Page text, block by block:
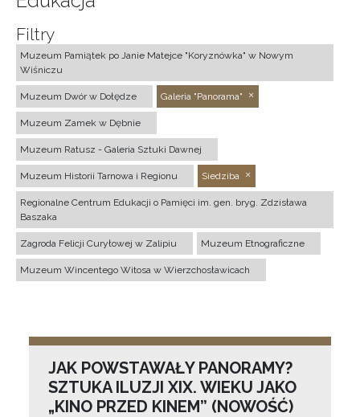
Filtry
Muzeum Pamiątek po Janie Matejce "Koryznówka" w Nowym
Wiśniczu
Muzeum Dwór w Dołędze Galeria "Panorama"
Muzeum Zamek w Dębnie
Muzeum Ratusz - Galeria Sztuki Dawnej
Muzeum Historii Tarnowa i Regionu Siedziba
Regionalne Centrum Edukacji o Pamięci im. gen. bryg. Zdzisława
Baszaka
Zagroda Felicji Curyłowej w Zalipiu Muzeum Etnograficzne
Muzeum Wincentego Witosa w Wierzchosławicach
JAK POWSTAWAŁY PANORAMY?
SZTUKA ILUZJI XIX. WIEKU JAKO
„KINO PRZED KINEM” (NOWOŚĆ)